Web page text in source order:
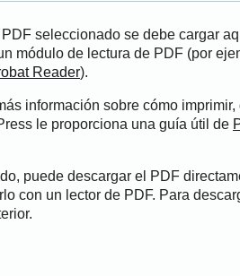
seleccionado se debe cargar
módulo de lectura de PDF (por
Reader).
información sobre cómo
le proporciona una guía útil de
puede descargar el PDF
con un lector de PDF. Para